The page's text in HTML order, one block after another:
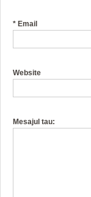
* Email
Website
Mesajul tau: